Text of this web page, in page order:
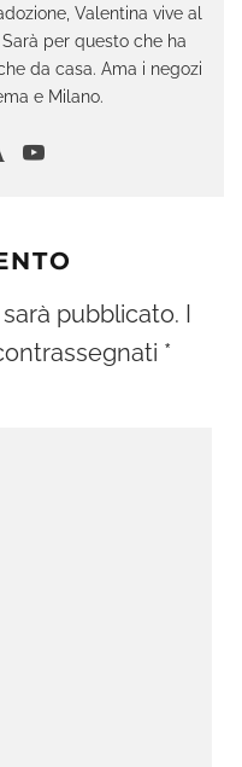
Valentina vive al
per questo che ha
da casa. Ama i negozi
e Milano.
pubblicato. I
*